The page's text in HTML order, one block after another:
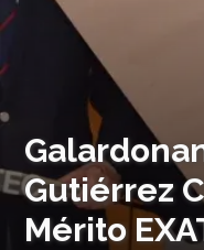
Gutiérrez
Mérito